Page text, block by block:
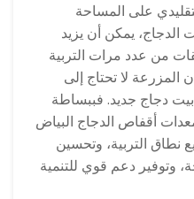
على المساحة
يمكن أن يزيد
من عدد مرات التربية
أن المزرعة لا تحتاج إلى
بيت دجاج جديد. فببساطة
أقفاص الدجاج البياض
نطاق التربية، وتحسين
وتوفير دعم قوي للتنمية